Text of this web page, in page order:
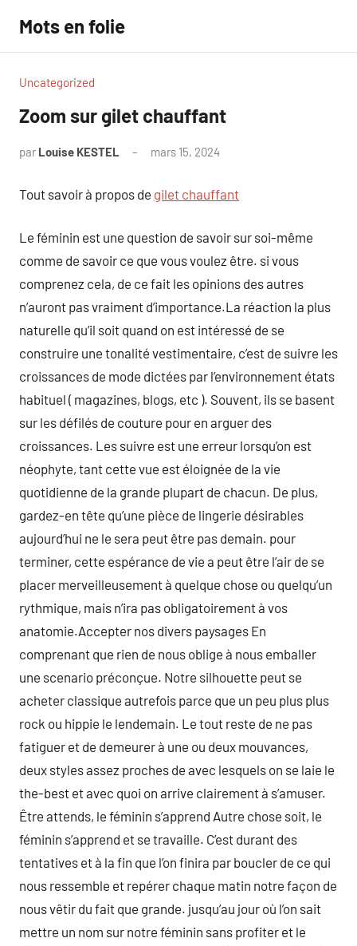
contenu
Mots en folie
Uncategorized
Zoom sur gilet chauffant
par Louise KESTEL mars 15, 2024
Tout savoir à propos de gilet chauffant
Le féminin est une question de savoir sur soi-même
comme de savoir ce que vous voulez être. si vous
comprenez cela, de ce fait les opinions des autres
n’auront pas vraiment d’importance.La réaction la plus
naturelle qu’il soit quand on est intéressé de se
construire une tonalité vestimentaire, c’est de suivre les
croissances de mode dictées par l’environnement états
habituel ( magazines, blogs, etc ). Souvent, ils se basent
sur les défilés de couture pour en arguer des
croissances. Les suivre est une erreur lorsqu’on est
néophyte, tant cette vue est éloignée de la vie
quotidienne de la grande plupart de chacun. De plus,
gardez-en tête qu’une pièce de lingerie désirables
aujourd’hui ne le sera peut être pas demain. pour
terminer, cette espérance de vie a peut être l’air de se
placer merveilleusement à quelque chose ou quelqu’un
rythmique, mais n’ira pas obligatoirement à vos
anatomie.Accepter nos divers paysages En
comprenant que rien de nous oblige à nous emballer
une scenario préconçue. Notre silhouette peut se
acheter classique autrefois parce que un peu plus plus
rock ou hippie le lendemain. Le tout reste de ne pas
fatiguer et de demeurer à une ou deux mouvances,
deux styles assez proches de avec lesquels on se laie le
the-best et avec quoi on arrive clairement à s’amuser.
Être attends, le féminin s’apprend Autre chose soit, le
féminin s’apprend et se travaille. C’est durant des
tentatives et à la fin que l’on finira par boucler de ce qui
nous ressemble et repérer chaque matin notre façon de
nous vêtir du fait que grande. jusqu’au jour où l’on sait
mettre un nom sur notre féminin sans profiter et le